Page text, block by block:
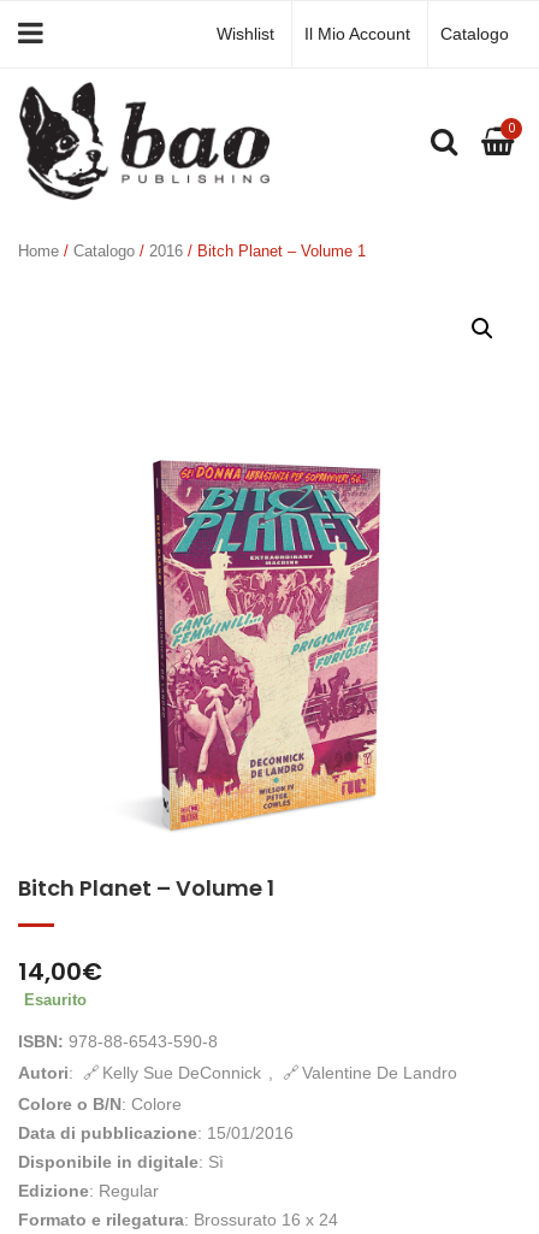
Wishlist Il Mio Account Catalogo
0
Home / Catalogo / 2016 / Bitch Planet – Volume 1
Bitch Planet – Volume 1
14,00€
Esaurito
ISBN: 978-88-6543-590-8
Autori: Kelly Sue DeConnick ,
Valentine De Landro
Colore o B/N: Colore
Data di pubblicazione: 15/01/2016
Disponibile in digitale: Sì
Edizione: Regular
Formato e rilegatura: Brossurato 16 x 24